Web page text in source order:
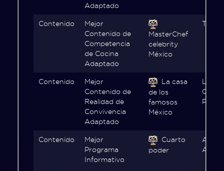
Adaptado
Contenido
Mejor
Contenido de
Competencia
de Cocina
Adaptado
MasterChef
celebrity
México
TV
Contenido
Mejor
Contenido de
Realidad de
Convivencia
Adaptado
La casa
de los
famosos
México
Las
Canal
Prime
Contenido
Mejor
Programa
Informativo
Cuarto
poder